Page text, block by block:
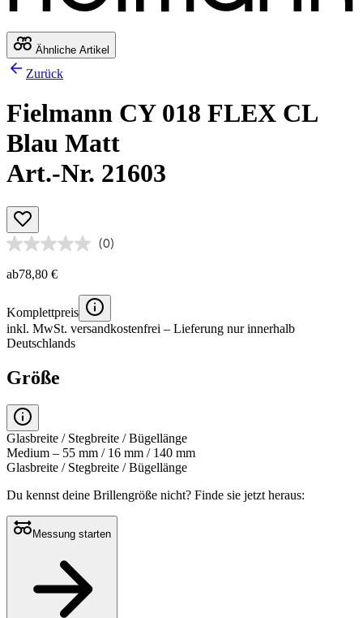
Ähnliche Artikel
Zurück
Fielmann CY 018 FLEX CL
Blau Matt
Art.-Nr. 21603
(0)
ab78,80 €
Komplettpreis
inkl. MwSt. versandkostenfrei – Lieferung nur innerhalb
Deutschlands
Größe
Glasbreite / Stegbreite / Bügellänge
Medium – 55 mm / 16 mm / 140 mm
Glasbreite / Stegbreite / Bügellänge
Du kennst deine Brillengröße nicht? Finde sie jetzt heraus:
Messung starten